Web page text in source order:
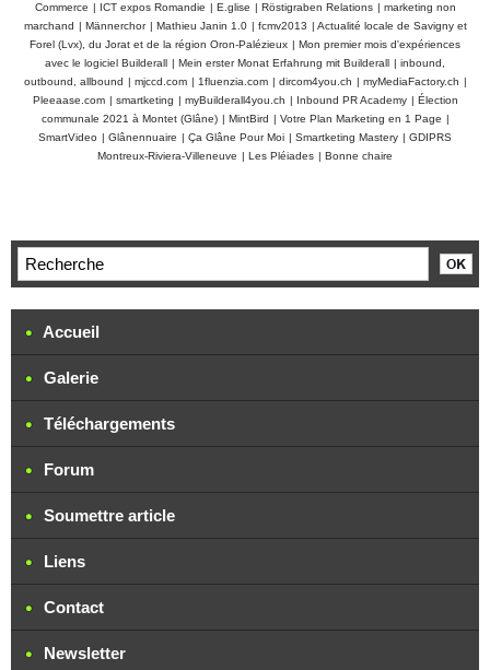
Commerce | ICT expos Romandie | E.glise | Röstigraben Relations | marketing non
marchand | Männerchor | Mathieu Janin 1.0 | fcmv2013 | Actualité locale de Savigny et
Forel (Lvx), du Jorat et de la région Oron-Palézieux | Mon premier mois d'expériences
avec le logiciel Builderall | Mein erster Monat Erfahrung mit Builderall | inbound,
outbound, allbound | mjccd.com | 1fluenzia.com | dircom4you.ch | myMediaFactory.ch |
Pleeaase.com | smartketing | myBuilderall4you.ch | Inbound PR Academy | Élection
communale 2021 à Montet (Glâne) | MintBird | Votre Plan Marketing en 1 Page |
SmartVideo | Glânennuaire | Ça Glâne Pour Moi | Smartketing Mastery | GDIPRS
Montreux-Riviera-Villeneuve | Les Pléiades | Bonne chaire
Accueil
Galerie
Téléchargements
Forum
Soumettre article
Liens
Contact
Newsletter